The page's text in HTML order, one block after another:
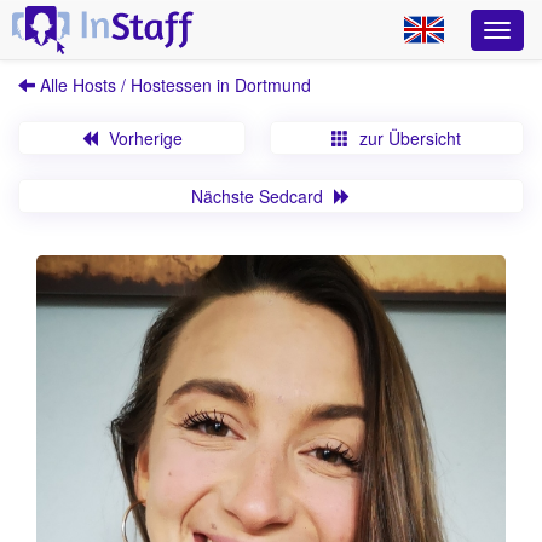
Alle Hosts / Hostessen in Dortmund
Vorherige zur Übersicht
Nächste Sedcard